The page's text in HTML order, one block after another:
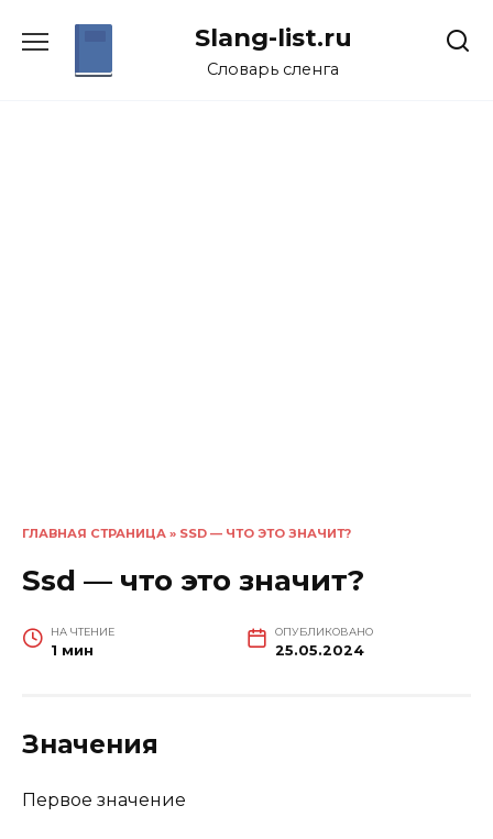
Slang-list.ru
Словарь сленга
ГЛАВНАЯ СТРАНИЦА » SSD — ЧТО ЭТО ЗНАЧИТ?
Ssd — что это значит?
НА ЧТЕНИЕ
1 мин
ОПУБЛИКОВАНО
25.05.2024
Значения
Первое значение